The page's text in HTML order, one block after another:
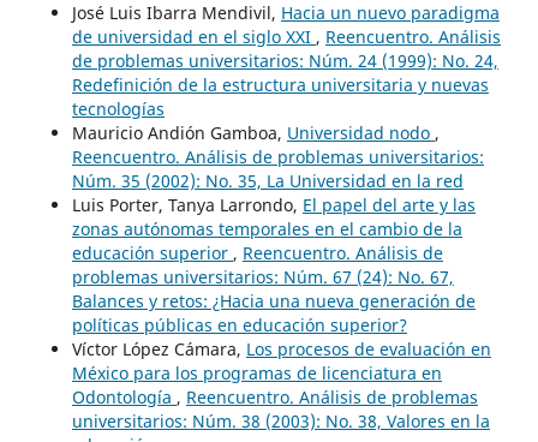
José Luis Ibarra Mendivil, Hacia un nuevo paradigma
de universidad en el siglo XXI , Reencuentro. Análisis
de problemas universitarios: Núm. 24 (1999): No. 24,
Redefinición de la estructura universitaria y nuevas
tecnologías
Mauricio Andión Gamboa, Universidad nodo ,
Reencuentro. Análisis de problemas universitarios:
Núm. 35 (2002): No. 35, La Universidad en la red
Luis Porter, Tanya Larrondo, El papel del arte y las
zonas autónomas temporales en el cambio de la
educación superior , Reencuentro. Análisis de
problemas universitarios: Núm. 67 (24): No. 67,
Balances y retos: ¿Hacia una nueva generación de
políticas públicas en educación superior?
Víctor López Cámara, Los procesos de evaluación en
México para los programas de licenciatura en
Odontología , Reencuentro. Análisis de problemas
universitarios: Núm. 38 (2003): No. 38, Valores en la